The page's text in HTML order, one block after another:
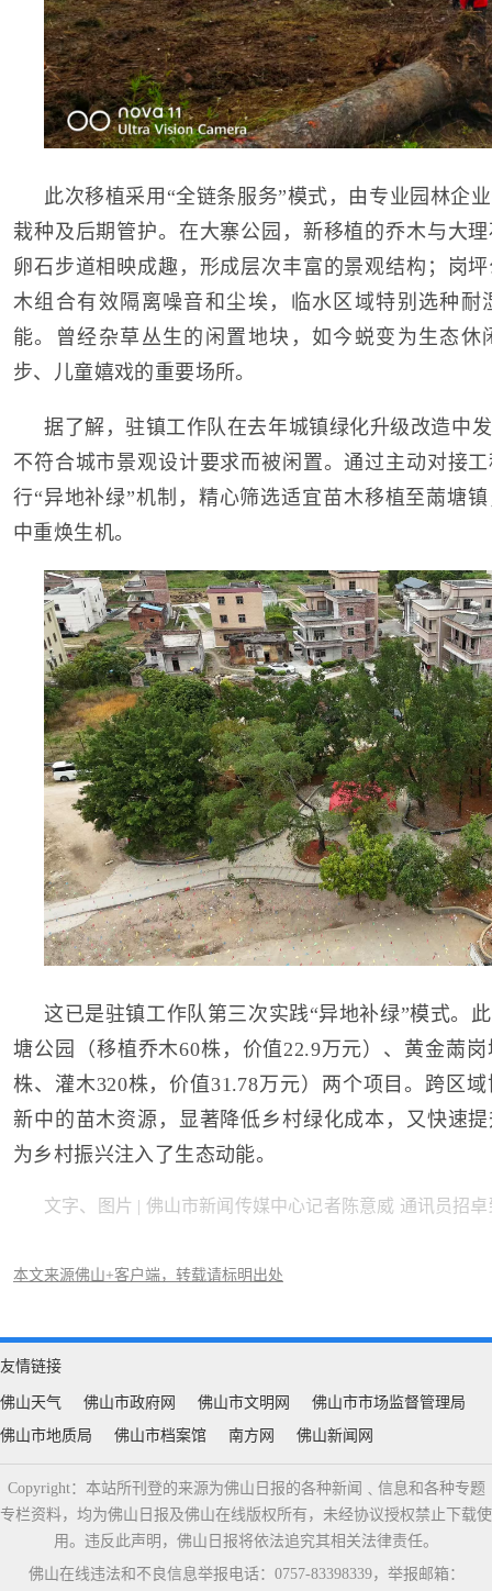
此次移植采用“全链条服务”模式，由专业园林企
栽种及后期管护。在大寨公园，新移植的乔木与大
卵石步道相映成趣，形成层次丰富的景观结构；岗
木组合有效隔离噪音和尘埃，临水区域特别选种耐
能。曾经杂草丛生的闲置地块，如今蜕变为生态休
步、儿童嬉戏的重要场所。
据了解，驻镇工作队在去年城镇绿化升级改造中
不符合城市景观设计要求而被闲置。通过主动对接
行“异地补绿”机制，精心筛选适宜苗木移植至䓣塘
中重焕生机。
这已是驻镇工作队第三次实践“异地补绿”模式。
塘公园（移植乔木60株，价值22.9万元）、黄金䓣
株、灌木320株，价值31.78万元）两个项目。跨区
新中的苗木资源，显著降低乡村绿化成本，又快速
为乡村振兴注入了生态动能。
文字、图片 | 佛山市新闻传媒中心记者陈意威 通讯员招卓
本文来源佛山+客户端，转载请标明出处
友情链接
佛山天气 佛山市政府网 佛山市文明网
佛山市市场监督管理局
佛山市地质局
佛山市档案馆 南方网 佛山新闻网
Copyright：本站所刊登的来源为佛山日报的各种新闻﹑信息和各种专题
专栏资料，均为佛山日报及佛山在线版权所有，未经协议授权禁止下载使
用。违反此声明，佛山日报将依法追究其相关法律责任。
佛山在线违法和不良信息举报电话：0757-83398339，举报邮箱：